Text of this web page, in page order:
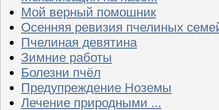
Мой верный помошник
Осенняя ревизия пчелиных
Пчелиная девятина
Зимние работы
Болезни пчёл
Предупреждение Ноземы
Лечение природными ...